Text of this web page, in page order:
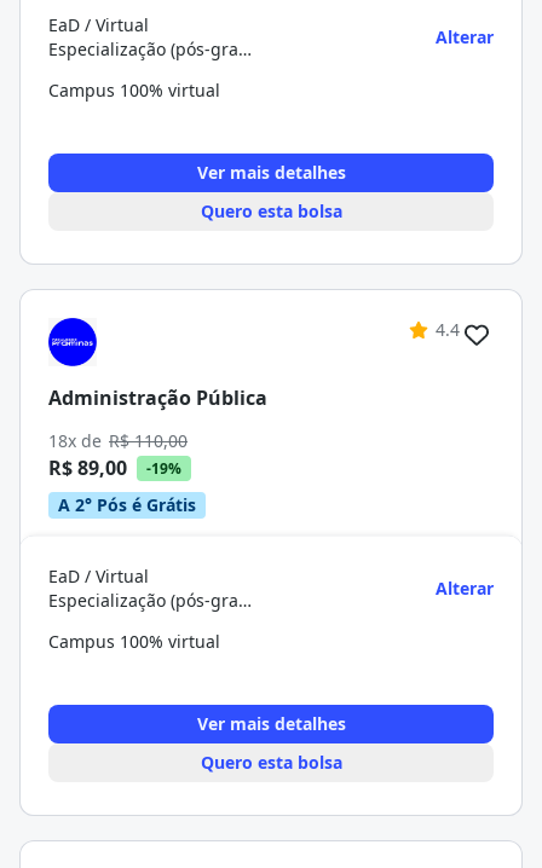
EaD / Virtual
Especialização (pós-graduação)
Alterar
Campus 100% virtual
Ver mais detalhes
Quero esta bolsa
4.4
Administração Pública
18x de R$ 110,00
R$ 89,00 -19%
A 2° Pós é Grátis
EaD / Virtual
Especialização (pós-graduação)
Alterar
Campus 100% virtual
Ver mais detalhes
Quero esta bolsa